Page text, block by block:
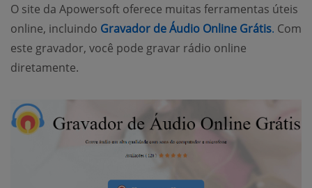
O site da Apowersoft oferece muitas ferramentas úteis
online, incluindo Gravador de Áudio Online Grátis. Com
este gravador, você pode gravar rádio online
diretamente.